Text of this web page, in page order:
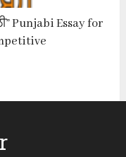
Punjabi Essay for